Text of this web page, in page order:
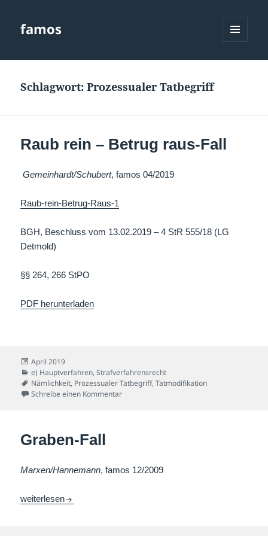
famos
Schlagwort:Prozessualer Tatbegriff
Raub rein – Betrug raus-Fall
Gemeinhardt/Schubert, famos 04/2019
Raub-rein-Betrug-Raus-1
BGH, Beschluss vom 13.02.2019 – 4 StR 555/18 (LG
Detmold)
§§ 264, 266 StPO
PDF herunterladen
Veröffentlicht
am
April 2019
Kategorien
e) Hauptverfahren,Strafverfahrensrecht
Schlagwörter
Nämlichkeit, Prozessualer Tatbegriff,Tatmodifikation
Schreibe einen Kommentarzu Raub rein – Betrug raus-Fall
Graben-Fall
Marxen/Hannemann, famos 12/2009
Graben-Fall
weiterlesen